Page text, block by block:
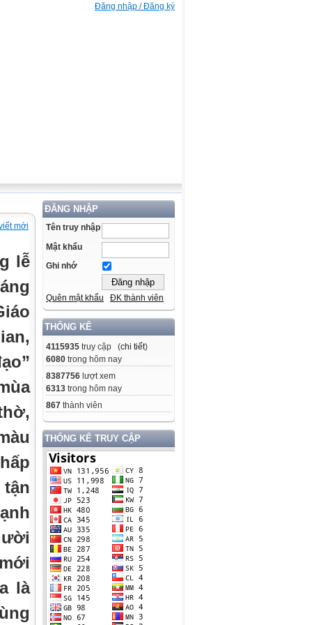
Đăng nhập / Đăng ký
ĐĂNG NHẬP
Tên truy nhập
Mật khẩu
Ghi nhớ
Quên mật khẩu ĐK thành viên
THỐNG KÊ
4115935 truy cập (chi tiết)
6080 trong hôm nay
8387756 lượt xem
6313 trong hôm nay
867 thành viên
THỐNG KÊ TRUY CẬP
mới
lễ
là